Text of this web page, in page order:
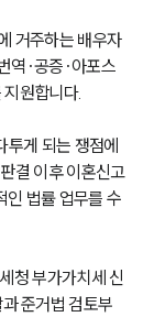
거주하는 배우자
역·공증·아포스
원합니다.
투게 되는 쟁점에
결 이후 이혼신고
인 법률 업무를 수
청 부가가치세 신
준거법 검토부